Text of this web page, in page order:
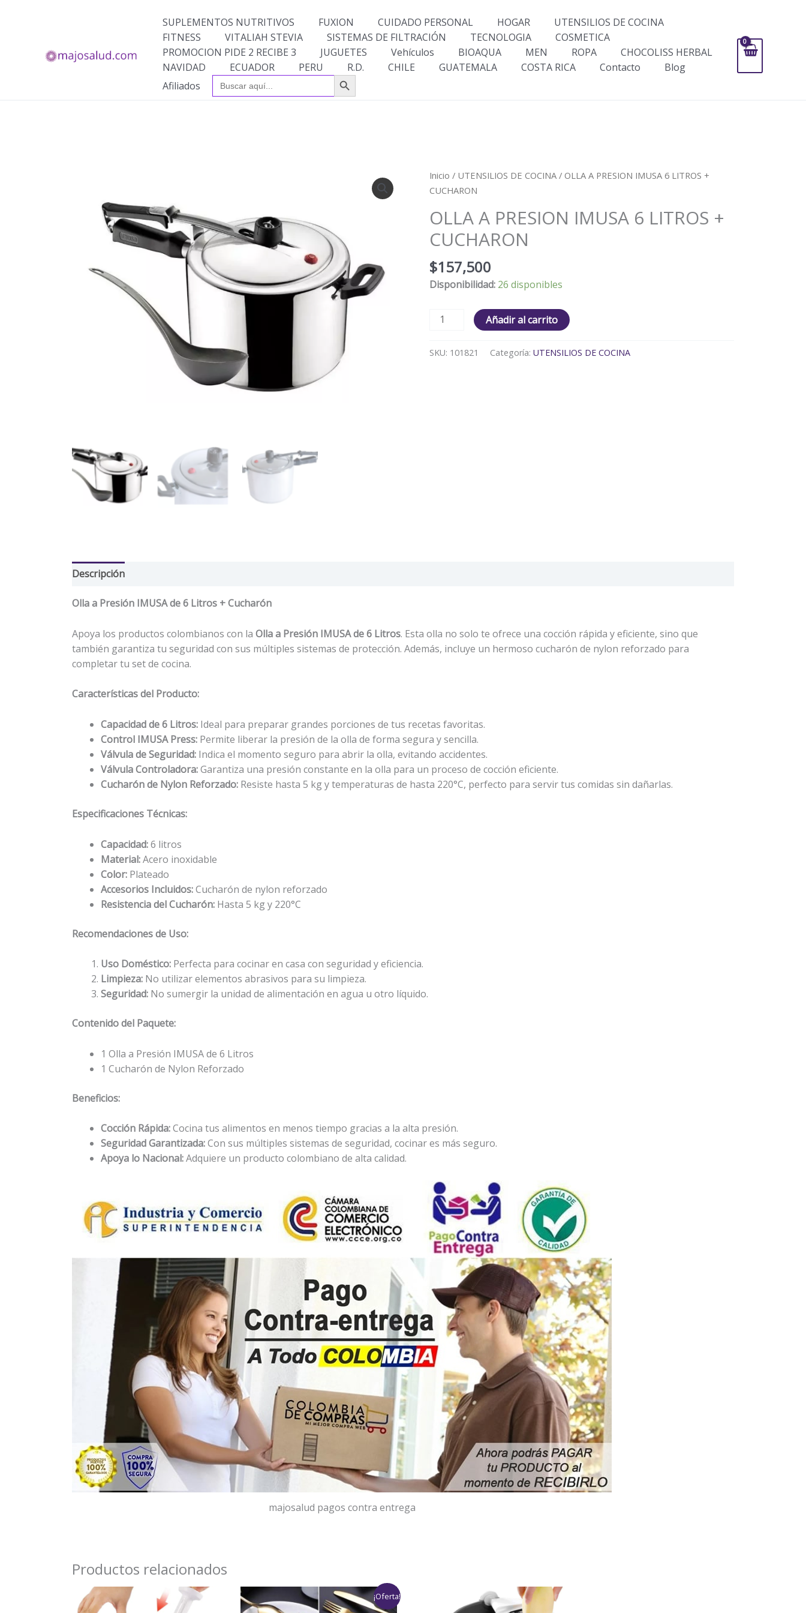
SUPLEMENTOS NUTRITIVOS FUXION CUIDADO PERSONAL HOGAR
UTENSILIOS DE COCINA
FITNESS
VITALIAH STEVIA SISTEMAS DE FILTRACIÓN TECNOLOGIA
COSMETICA
PROMOCION PIDE 2 RECIBE 3
JUGUETES Vehículos BIOAQUA MEN ROPA
CHOCOLISS HERBAL
NAVIDAD
ECUADOR PERU R.D. CHILE GUATEMALA COSTA RICA Contacto
Blog
Afiliados
Buscar: Botón de búsqueda
Inicio / UTENSILIOS DE COCINA / OLLA A PRESION IMUSA 6 LITROS +
CUCHARON
OLLA A PRESION IMUSA 6 LITROS +
CUCHARON
$157,500
Disponibilidad: 26 disponibles
OLLA
A
IMUSA
6
LITROS
+
CUCHARON
cantidad
Añadir al carrito
SKU: 101821 Categoría:UTENSILIOS DE COCINA
Descripción
Olla a Presión IMUSA de 6 Litros + Cucharón
Apoya los productos colombianos con la Olla a Presión IMUSA de 6 Litros. Esta olla no solo te ofrece una cocción rápida y eficiente, sino que
también garantiza tu seguridad con sus múltiples sistemas de protección. Además, incluye un hermoso cucharón de nylon reforzado para
completar tu set de cocina.
Características del Producto:
Capacidad de 6 Litros: Ideal para preparar grandes porciones de tus recetas favoritas.
Control IMUSA Press: Permite liberar la presión de la olla de forma segura y sencilla.
Válvula de Seguridad: Indica el momento seguro para abrir la olla, evitando accidentes.
Válvula Controladora:Garantiza una presión constante en la olla para un proceso de cocción eficiente.
Cucharón de Nylon Reforzado: Resiste hasta 5 kg y temperaturas de hasta 220°C, perfecto para servir tus comidas sin dañarlas.
Especificaciones Técnicas:
Capacidad:6 litros
Material:Acero inoxidable
Color: Plateado
Accesorios Incluidos:Cucharón de nylon reforzado
Resistencia del Cucharón: Hasta 5 kg y 220°C
Recomendaciones de Uso:
Uso Doméstico: Perfecta para cocinar en casa con seguridad y eficiencia.
Limpieza: No utilizar elementos abrasivos para su limpieza.
Seguridad: No sumergir la unidad de alimentación en agua u otro líquido.
Contenido del Paquete:
1 Olla a Presión IMUSA de 6 Litros
1 Cucharón de Nylon Reforzado
Beneficios:
Cocción Rápida:Cocina tus alimentos en menos tiempo gracias a la alta presión.
Seguridad Garantizada:Con sus múltiples sistemas de seguridad, cocinar es más seguro.
Apoya lo Nacional:Adquiere un producto colombiano de alta calidad.
majosalud pagos contra entrega
Productos relacionados
¡Oferta!
precio precio